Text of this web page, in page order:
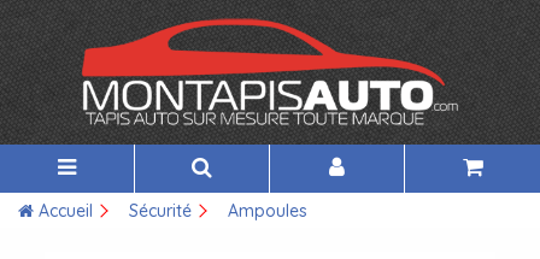
Accueil Sécurité Ampoules